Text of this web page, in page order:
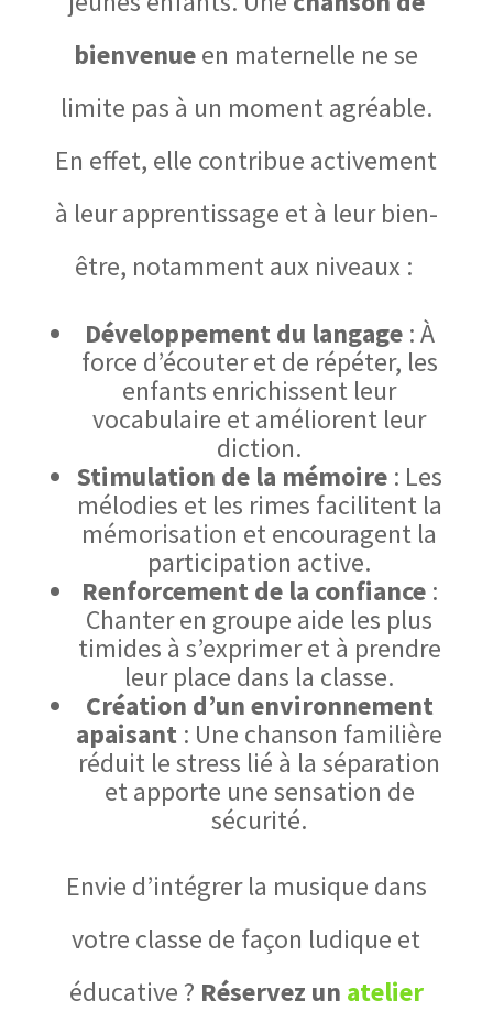
bienvenueen maternelle ne se
limite pas à un moment agréable.
En effet, elle contribue activement
à leur apprentissage et à leur bien-
être, notamment aux niveaux :
Développement du langage: À
force d’écouter et de répéter, les
enfants enrichissent leur
vocabulaire et améliorent leur
diction.
Stimulation de la mémoire: Les
mélodies et les rimes facilitent la
mémorisation et encouragent la
participation active.
Renforcement de la confiance:
Chanter en groupe aide les plus
timides à s’exprimer et à prendre
leur place dans la classe.
Création d’un environnement
apaisant : Une chanson familière
réduit le stress lié à la séparation
et apporte une sensation de
sécurité.
Envie d’intégrer la musique dans
votre classe de façon ludique et
éducative ? Réservez un atelier